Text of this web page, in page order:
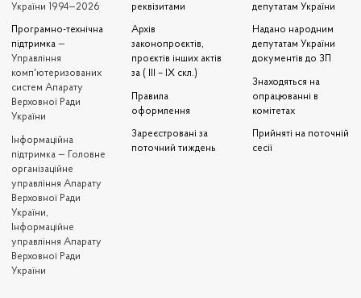
України 1994—2026
Програмно-технічна
підтримка —
Управління
комп'ютеризованих
систем Апарату
Верховної Ради
України
Iнформаційна
підтримка — Головне
організаційне
управління Апарату
Верховної Ради
України,
Інформаційне
управління Апарату
Верховної Ради
України
реквізитами
Архів
законопроєктів,
проєктів інших актів
за ( III – IX скл.)
Правила
оформлення
Зареєстровані за
поточний тиждень
депутатам України
Надано народним
депутатам України
документів до ЗП
Знаходяться на
опрацюванні в
комітетах
Прийняті на поточній
сесії